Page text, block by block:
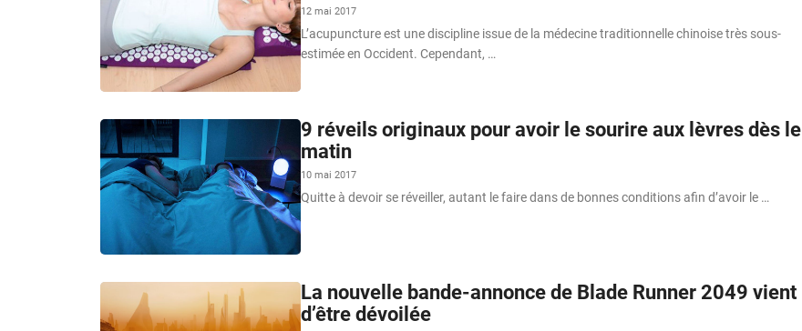
12 mai 2017
L’acupuncture est une discipline issue de la médecine traditionnelle chinoise très sous-
estimée en Occident. Cependant, …
9 réveils originaux pour avoir le sourire aux lèvres dès le
matin
10 mai 2017
Quitte à devoir se réveiller, autant le faire dans de bonnes conditions afin d’avoir le …
La nouvelle bande-annonce de Blade Runner 2049 vient
d’être dévoilée